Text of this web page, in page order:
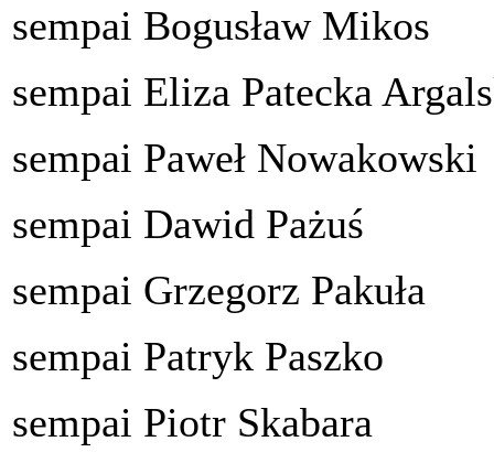
sempai Bogusław Mikos
sempai Eliza Patecka
sempai Paweł Nowakowski
sempai Dawid Pażuś
sempai Grzegorz Pakuła
sempai Patryk Paszko
sempai Piotr Skabara